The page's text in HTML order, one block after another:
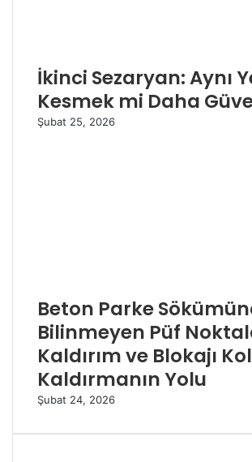
İkinci Sezaryan: Aynı
Kesmek mi Daha
Şubat 25, 2026
Beton Parke
Bilinmeyen Püf
Kaldırım ve Blokajı
Kaldırmanın Yolu
Şubat 24, 2026